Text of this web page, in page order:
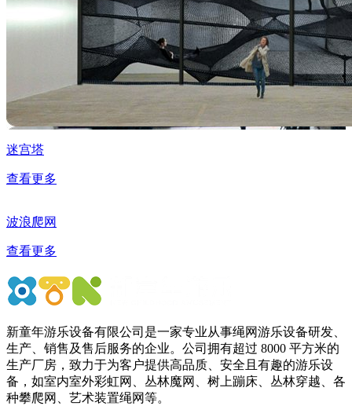
迷宫塔
查看更多
波浪爬网
查看更多
新童年游乐设备有限公司是一家专业从事绳网游乐设备研发、
生产、销售及售后服务的企业。公司拥有超过 8000 平方米的
生产厂房，致力于为客户提供高品质、安全且有趣的游乐设
备，如室内室外彩虹网、丛林魔网、树上蹦床、丛林穿越、各
种攀爬网、艺术装置绳网等。